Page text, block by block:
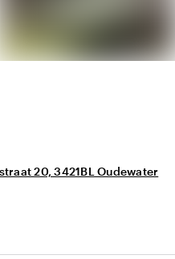
20, 3421BL Oudewater
10